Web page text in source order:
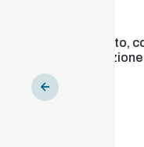
conciliazione e
dei conflitti